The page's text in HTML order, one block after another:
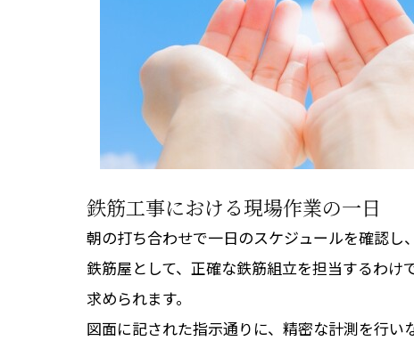
鉄筋工事における現場作業の一日
朝の打ち合わせで一日のスケジュールを確認し
鉄筋屋として、正確な鉄筋組立を担当するわ
求められます。
図面に記された指示通りに、精密な計測を行